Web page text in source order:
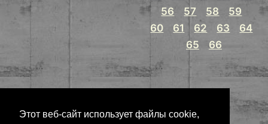
Этот веб-сайт использует файлы cookie,
56
57 58
59
60
61 62 63
64
65
66